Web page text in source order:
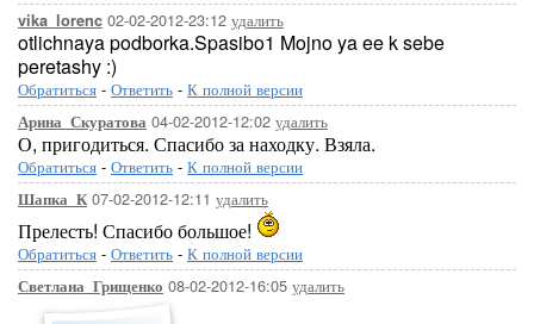
vika_lorenc 02-02-2012-23:12 удалить
otlichnaya podborka.Spasibo1 Mojno ya ee k sebe
peretashy :)
Обратиться - Ответить - К полной версии
Арина_Скуратова 04-02-2012-12:02 удалить
О, пригодиться. Спасибо за находку. Взяла.
Обратиться - Ответить - К полной версии
Шапка_К07-02-2012-12:11 удалить
Прелесть! Спасибо большое!
Обратиться - Ответить - К полной версии
Светлана_Грищенко 08-02-2012-16:05 удалить